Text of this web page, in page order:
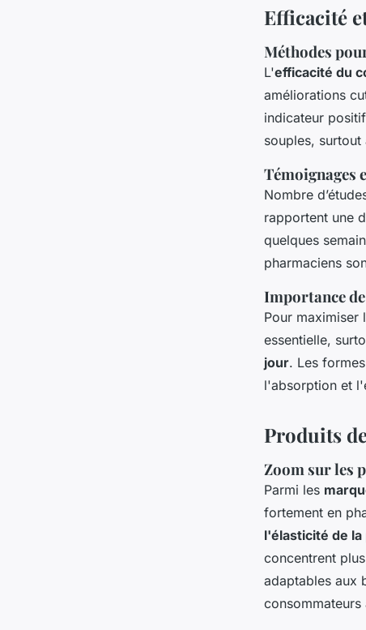
Efficacité
Méthodes
L'efficacité du
améliorations
indicateur
souples,
Témoignages
Nombre
rapportent une
quelques
pharmaciens
Importance
Pour maximiser
essentielle,
jour. Les
l'absorption et
Produits
Zoom sur les
Parmi les
fortement en
l'élasticité de la
concentrent
adaptables aux